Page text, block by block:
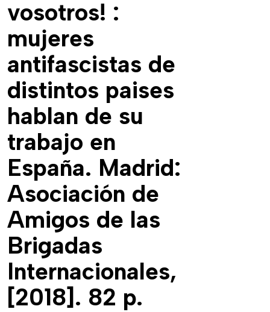
vosotros! :
mujeres
antifascistas de
distintos paises
hablan de su
trabajo en
España. Madrid:
Asociación de
Amigos de las
Brigadas
Internacionales,
[2018]. 82 p.